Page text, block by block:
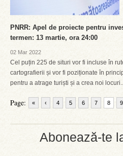
Abonează-te
PNRR: Apel de proiecte pentru
termen: 13 martie, ora 24:00
02 Mar 2022
Cel puțin 225 de situri vor fi incluse în
cartografierii și vor fi poziționate în
pentru a atrage turiști și a crea noi
Page: « ‹ 4 5 6 7 8 9